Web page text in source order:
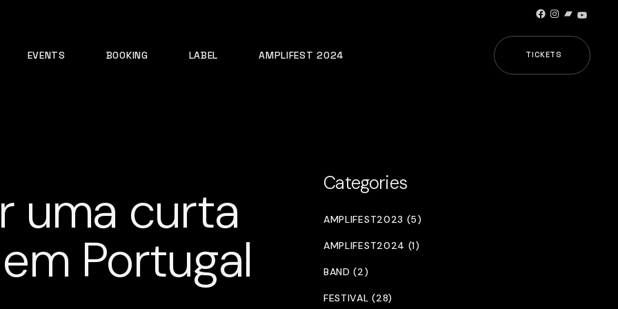
Facebook
Instagram
Bandcamp
EVENTS BOOKING LABEL AMPLIFEST 2024 TICKETS
uma curta
Portugal
Categories
AMPLIFEST2023 (5)
AMPLIFEST2024 (1)
BAND (2)
FESTIVAL (28)